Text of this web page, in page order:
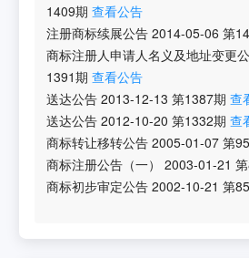
1409期 查看公告
注册商标续展公告 2014-05-06 第
商标注册人申请人名义及地址变更
1391期 查看公告
送达公告 2013-12-13 第1387期 查
送达公告 2012-10-20 第1332期 查
商标转让移转公告 2005-01-07 第
商标注册公告（一）
2003-01-21 第
商标初步审定公告 2002-10-21 第